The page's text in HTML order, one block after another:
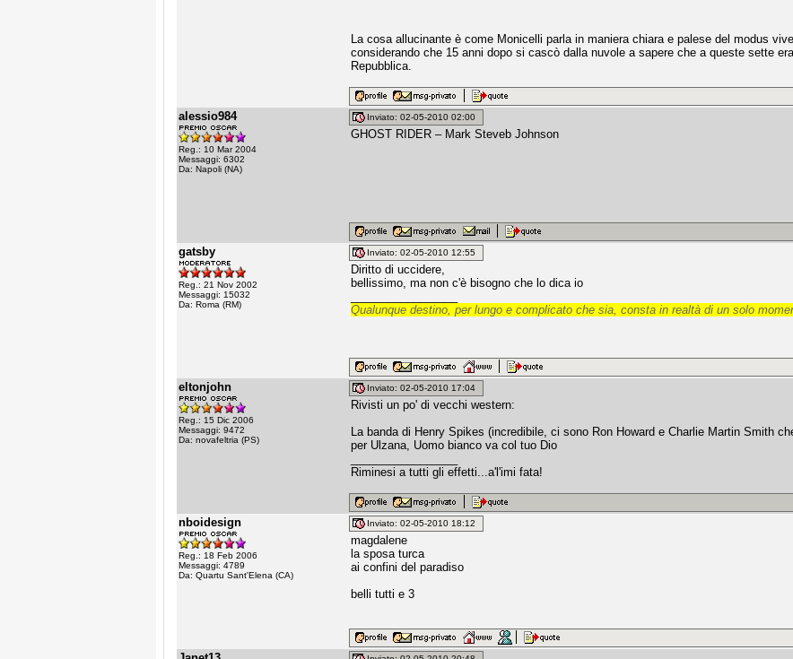
La cosa allucinante è come Monicelli parla in maniera chiara e palese del modus
considerando che 15 anni dopo si cascò dalla nuvole a sapere che a queste sette
Repubblica.
alessio984
Reg.: 10 Mar 2004
Messaggi: 6302
Da: Napoli (NA)
Inviato: 02-05-2010 02:00
GHOST RIDER – Mark Steveb Johnson
gatsby
Reg.: 21 Nov 2002
Messaggi: 15032
Da: Roma (RM)
Inviato: 02-05-2010 12:55
Diritto di uccidere,
bellissimo, ma non c'è bisogno che lo dica io
Qualunque destino, per lungo e complicato che sia, consta in realtà di un solo
eltonjohn
Reg.: 15 Dic 2006
Messaggi: 9472
Da: novafeltria (PS)
Inviato: 02-05-2010 17:04
Rivisti un po' di vecchi western:
La banda di Henry Spikes (incredibile, ci sono Ron Howard e Charlie Martin Smith
per Ulzana, Uomo bianco va col tuo Dio
Riminesi a tutti gli effetti...a'l'imi fata!
nboidesign
Reg.: 18 Feb 2006
Messaggi: 4789
Da: Quartu Sant'Elena (CA)
Inviato: 02-05-2010 18:12
magdalene
la sposa turca
ai confini del paradiso
belli tutti e 3